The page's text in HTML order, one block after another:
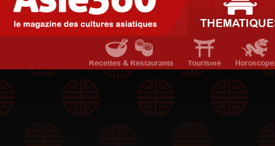
Recettes & Restaurants Tourisme Horoscope